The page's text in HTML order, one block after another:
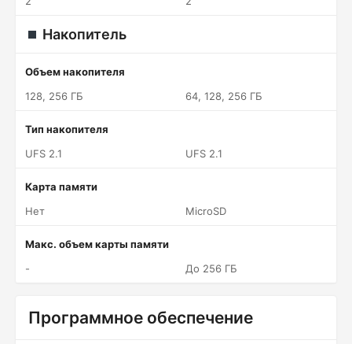
Накопитель
Объем накопителя
128, 256 ГБ
64, 128, 256 ГБ
Тип накопителя
UFS 2.1
UFS 2.1
Карта памяти
Нет
MicroSD
Макс. объем карты памяти
-
До 256 ГБ
Программное обеспечение